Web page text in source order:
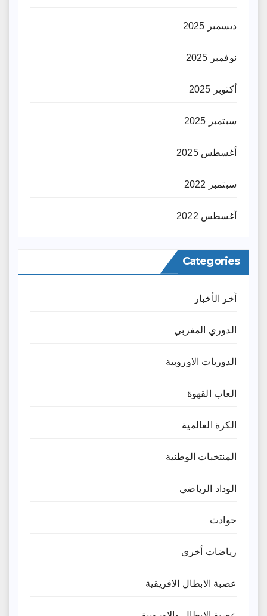
ديسمبر 2025
نوفمبر 2025
أكتوبر 2025
سبتمبر 2025
أغسطس 2025
سبتمبر 2022
أغسطس 2022
Categories
آخر الأخبار
الدوري المغربي
الدوريات الاوروبية
العاب القهوة
الكرة العالمية
المنتخبات الوطنية
الوداد الرياضي
حوادث
رياضات أخرى
عصبة الابطال الافريقية